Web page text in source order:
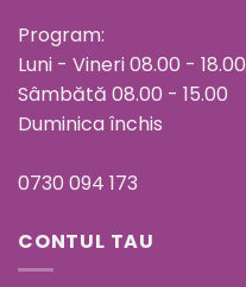
Program:
Luni - Vineri 08.00 - 18.00
Sâmbătă 08.00 - 15.00
Duminica închis
0730 094 173
CONTUL TAU